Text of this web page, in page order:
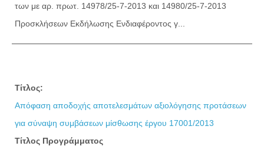
των με αρ. πρωτ. 14978/25-7-2013 και 14980/25-7-2013
Προσκλήσεων Εκδήλωσης Ενδιαφέροντος γ...
Τίτλος:
Απόφαση αποδοχής αποτελεσμάτων αξιολόγησης προτάσεων
για σύναψη συμβάσεων μίσθωσης έργου 17001/2013
Τίτλος Προγράμματος